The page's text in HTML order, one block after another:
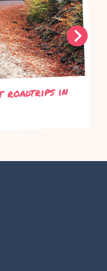
roadtrips in